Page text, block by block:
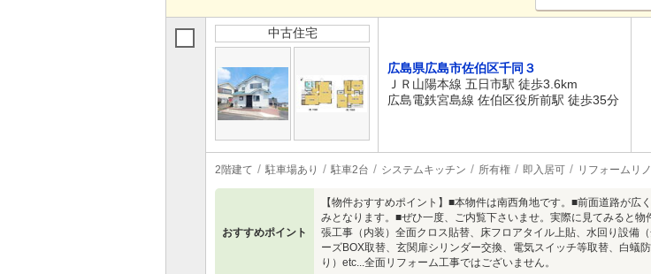
中古住宅
広島県広島市佐伯区千同３
ＪＲ山陽本線 五日市駅 徒歩3.6km
広島電鉄宮島線 佐伯区役所前駅 徒歩35分
2階建て 駐車場あり 駐車2台 システムキッチン 所有権 即入居可 リフォームリ
おすすめポイント
【物件おすすめポイント】■本物件は南西角地です。■前面道路が
みとなります。■ぜひ一度、ご内覧下さいませ。実際に見てみると
張工事（内装）全面クロス貼替、床フロアタイル上貼、水回り設備
ーズBOX取替、玄関扉シリンダー交換、電気スイッチ等取替、白蟻
り）etc...全面リフォーム工事ではございません。